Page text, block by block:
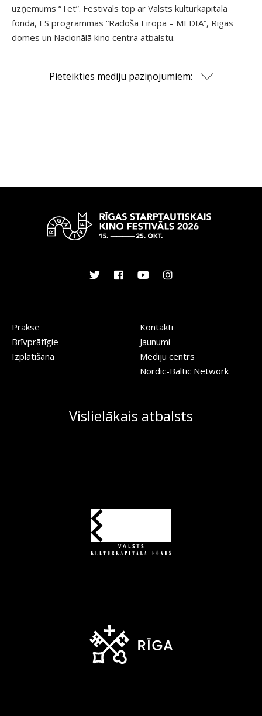
uzņēmums “Tet”. Festivāls top ar Valsts kultūrkapitāla
fonda, ES programmas “Radošā Eiropa – MEDIA”, Rīgas
domes un Nacionālā kino centra atbalstu.
Pieteikties mediju paziņojumiem:
Prakse
Brīvprātīgie
Izplatīšana
Kontakti
Jaunumi
Mediju centrs
Nordic-Baltic Network
Vislielākais atbalsts